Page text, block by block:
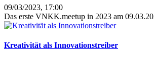
09/03/2023, 17:00
Das erste VNKK.meetup in 2023 am
Kreativität als Innovationstreiber​